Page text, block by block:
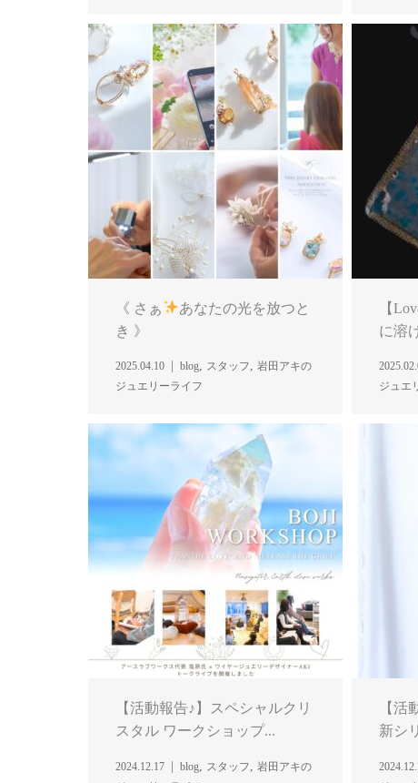
《 さぁ
あなたの光を放つと
2025.04.10 blog スタッフ,岩田アキの
ジュエリーライフ
【
に溶
ジュ
【活動報告♪】スペシャルクリ
スタル ワークショップ...
2024.12.17 blog, スタッフ,岩田アキの
ジュエリーライフ
【活
新シ